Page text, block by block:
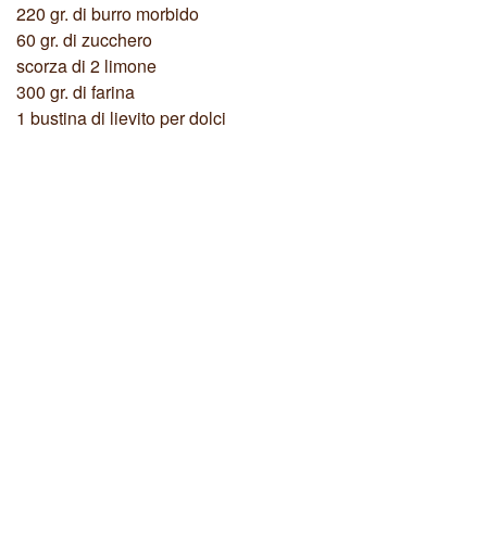
220 gr. di burro morbido
60 gr. di zucchero
scorza di 2 limone
300 gr. di farina
1 bustina di lievito per dolci